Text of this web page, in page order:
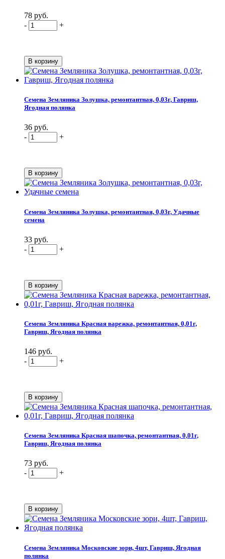
78 руб.
-
+
Семена Земляника Золушка, ремонтантная, 0,03г, Гавриш,
Ягодная полянка
36 руб.
-
+
Семена Земляника Золушка, ремонтантная, 0,03г, Удачные
семена
33 руб.
-
+
Семена Земляника Красная варежка, ремонтантная, 0,01г,
Гавриш, Ягодная полянка
146 руб.
-
+
Семена Земляника Красная шапочка, ремонтантная, 0,01г,
Гавриш, Ягодная полянка
73 руб.
-
+
Семена Земляника Московские зори, 4шт, Гавриш, Ягодная
полянка